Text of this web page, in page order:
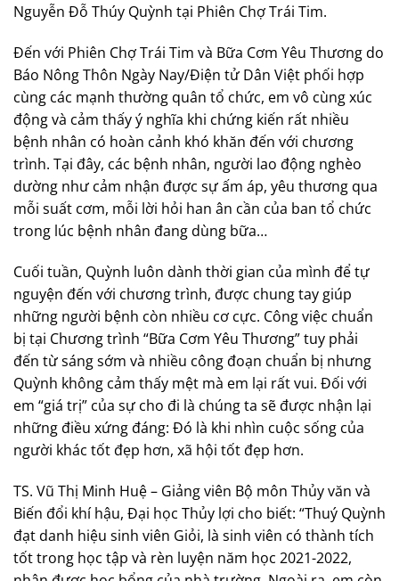
Nguyễn Đỗ Thúy Quỳnh tại Phiên Chợ Trái Tim.
Đến với Phiên Chợ Trái Tim và Bữa Cơm Yêu Thương do
Báo Nông Thôn Ngày Nay/Điện tử Dân Việt phối hợp
cùng các mạnh thường quân tổ chức, em vô cùng xúc
động và cảm thấy ý nghĩa khi chứng kiến rất nhiều
bệnh nhân có hoàn cảnh khó khăn đến với chương
trình. Tại đây, các bệnh nhân, người lao động nghèo
dường như cảm nhận được sự ấm áp, yêu thương qua
mỗi suất cơm, mỗi lời hỏi han ân cần của ban tổ chức
trong lúc bệnh nhân đang dùng bữa…
Cuối tuần, Quỳnh luôn dành thời gian của mình để tự
nguyện đến với chương trình, được chung tay giúp
những người bệnh còn nhiều cơ cực. Công việc chuẩn
bị tại Chương trình “Bữa Cơm Yêu Thương” tuy phải
đến từ sáng sớm và nhiều công đoạn chuẩn bị nhưng
Quỳnh không cảm thấy mệt mà em lại rất vui. Đối với
em “giá trị” của sự cho đi là chúng ta sẽ được nhận lại
những điều xứng đáng: Đó là khi nhìn cuộc sống của
người khác tốt đẹp hơn, xã hội tốt đẹp hơn.
TS. Vũ Thị Minh Huệ – Giảng viên Bộ môn Thủy văn và
Biến đổi khí hậu, Đại học Thủy lợi cho biết: “Thuý Quỳnh
đạt danh hiệu sinh viên Giỏi, là sinh viên có thành tích
tốt trong học tập và rèn luyện năm học 2021-2022,